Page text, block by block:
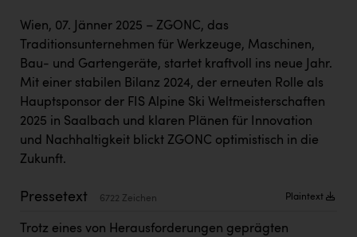
KLIPP Frisör
Kleider Bauer
Kremsmüller Anlagenbau GmbH
Oldtimer Raststationen und Motorhotels
Österreichischer Kachelofenverband
Wien, 07. Jänner 2025 – ZGONC, das
Traditionsunternehmen für Werkzeuge, Maschinen,
Bau- und Gartengeräte, startet kraftvoll ins neue Jahr.
Mit einer stabilen Bilanz 2024, der erneuten Rolle als
Hauptsponsor der FIS Alpine Ski Weltmeisterschaften
2025 in Saalbach und klaren Plänen für Innovation
und Nachhaltigkeit blickt ZGONC optimistisch in die
Zukunft.
Pressetext 6722 Zeichen Plaintext
Trotz eines von Herausforderungen geprägten